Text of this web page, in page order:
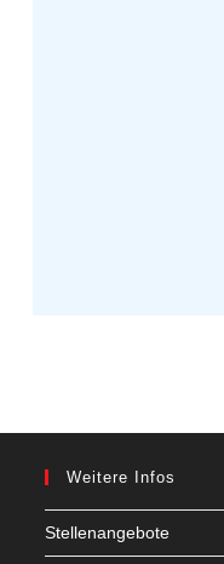
Weitere Infos
Stellenangebote